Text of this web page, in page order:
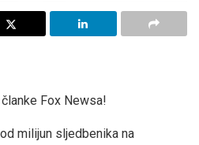
Fox Newsa!
milijun sljedbenika na